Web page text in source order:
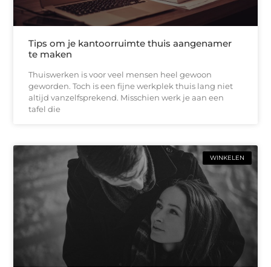
Tips om je kantoorruimte thuis aangenamer
te maken
Thuiswerken is voor veel mensen heel gewoon
geworden. Toch is een fijne werkplek thuis lang niet
altijd vanzelfsprekend. Misschien werk je aan een
tafel die
WINKELEN